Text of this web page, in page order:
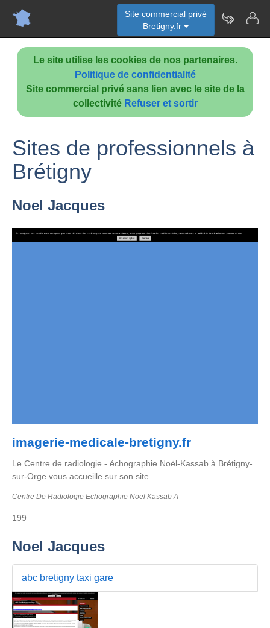
Le site utilise les cookies de nos partenaires.
Politique de confidentialité
Site commercial privé sans lien avec le site de la
collectivité Refuser et sortir
Site commercial privé
Bretigny.fr
Sites de professionnels à
Brétigny
Noel Jacques
imagerie-medicale-bretigny.fr
Le Centre de radiologie - échographie Noël-Kassab à Brétigny-
sur-Orge vous accueille sur son site.
Centre De Radiologie Echographie Noel Kassab A
199
Noel Jacques
abc bretigny taxi gare